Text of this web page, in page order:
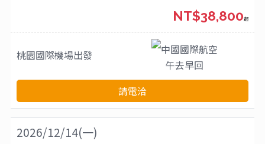
桃園國際機場出發
中國國際航空
午去早回
NT$38,800起
請電洽
2026/12/14(一)